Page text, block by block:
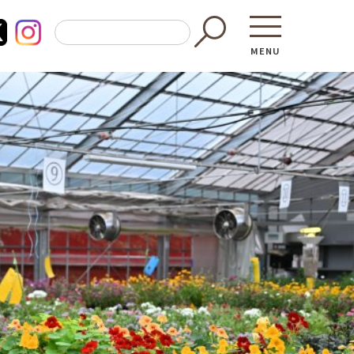
MENU
東京都GAP
─ 東京都GAP認証者一覧
東京都の食材を使った料理教室
働く・学ぶ
─ 農業
─ 森林・林業
買う・食
─ 加工品
─ 販売店
─ 飲食店
直売所へ
レシピ